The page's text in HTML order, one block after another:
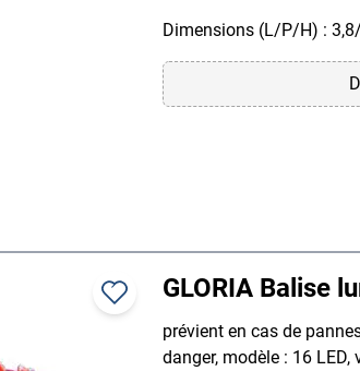
Dimensions (L/P/H) :
GLORIA Balise
prévient en cas de
danger, modèle : 16